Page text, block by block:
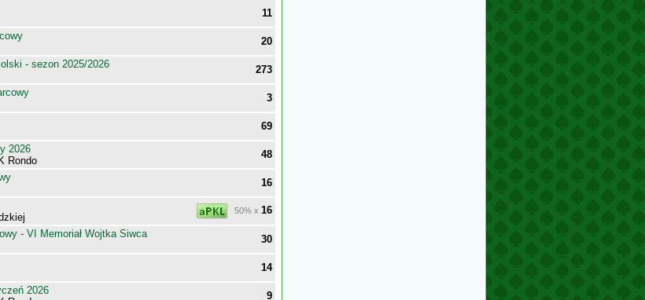
11
20
- sezon 2025/2026
273
3
69
2026
Rondo
48
16
50% x 16
- VI Memoriał Wojtka Siwca
30
14
2026
9